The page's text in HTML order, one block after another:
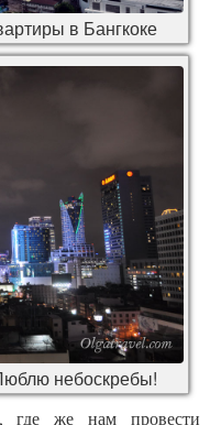
в Бангкоке
небоскребы!
где же нам провести